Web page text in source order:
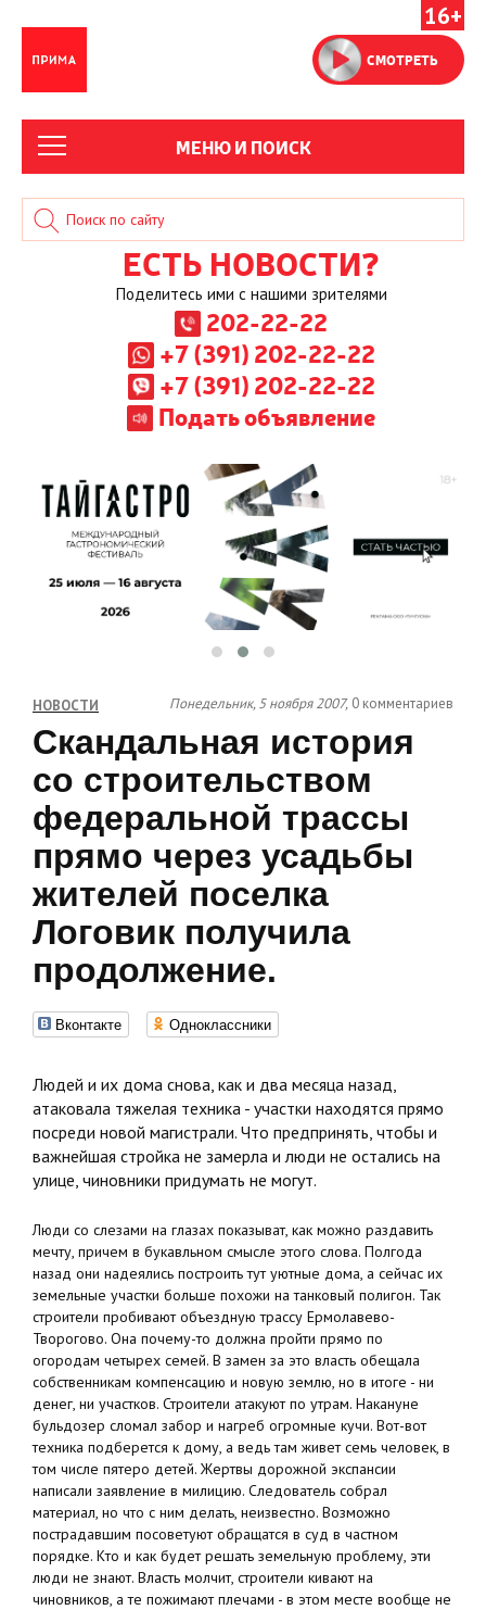
16+
СМОТРЕТЬ
МЕНЮ И ПОИСК
ЕСТЬ НОВОСТИ?
Поделитесь ими с нашими зрителями
202-22-22
+7 (391) 202-22-22
+7 (391) 202-22-22
Подать объявление
НОВОСТИ Понедельник, 5 ноября 2007, 0 комментариев
Скандальная история
со строительством
федеральной трассы
прямо через усадьбы
жителей поселка
Логовик получила
продолжение.
Вконтакте Одноклассники
Людей и их дома снова, как и два месяца назад,
атаковала тяжелая техника - участки находятся прямо
посреди новой магистрали. Что предпринять, чтобы и
важнейшая стройка не замерла и люди не остались на
улице, чиновники придумать не могут.
Люди со слезами на глазах показыват, как можно раздавить
мечту, причем в букавльном смысле этого слова. Полгода
назад они надеялись построить тут уютные дома, а сейчас их
земельные участки больше похожи на танковый полигон. Так
строители пробивают объездную трассу Ермолавево-
Творогово. Она почему-то должна пройти прямо по
огородам четырех семей. В замен за это власть обещала
собственникам компенсацию и новую землю, но в итоге - ни
денег, ни участков. Строители атакуют по утрам. Накануне
бульдозер сломал забор и нагреб огромные кучи. Вот-вот
техника подберется к дому, а ведь там живет семь человек, в
том числе пятеро детей. Жертвы дорожной экспансии
написали заявление в милицию. Следователь собрал
материал, но что с ним делать, неизвестно. Возможно
пострадавшим посоветуют обращатся в суд в частном
порядке. Кто и как будет решать земельную проблему, эти
люди не знают. Власть молчит, строители кивают на
чиновников, а те пожимают плечами - в этом месте вообще не